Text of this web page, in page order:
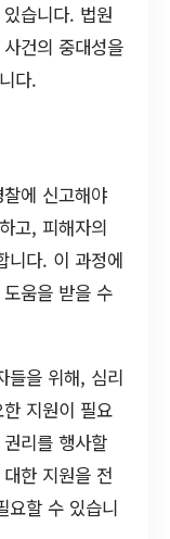
습니다. 법원
건의 중대성을
다.
에 신고해야
고, 피해자의
니다. 이 과정에
움을 받을 수
들을 위해, 심리
지원이 필요
리를 행사할
한 지원을 전
요할 수 있습니